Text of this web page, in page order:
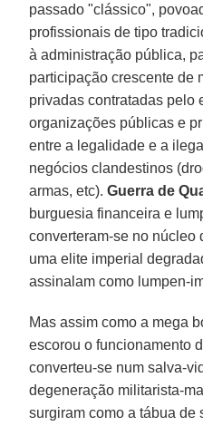
passado "clássico",
profissionais de tipo
à administração pública,
participação crescente de
privadas contratadas pelo
organizações públicas e
entre a legalidade e a
negócios clandestinos
armas, etc).Guerra de
burguesia financeira e
converteram-se no núcleo
uma elite imperial
assinalam como lumpen-
Mas assim como a mega
escorou o funcionamento
converteu-se num salva-
degeneração militarista-
surgiram como a tábua de